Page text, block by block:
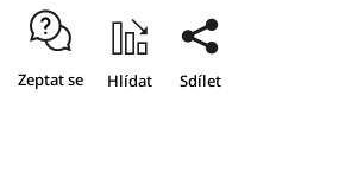
Zeptat se Hlídat Sdílet